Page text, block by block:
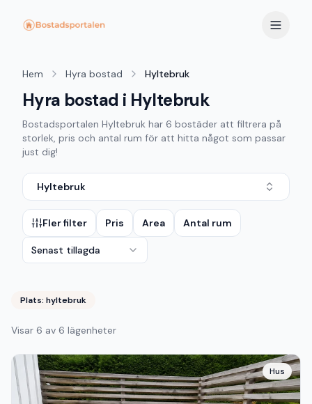
Hem Hyra bostad Hyltebruk
Hyra bostad i Hyltebruk
Bostadsportalen Hyltebruk har 6 bostäder att filtrera på
storlek, pris och antal rum för att hitta något som passar
just dig!
Hyltebruk
Fler filter Pris Area Antal rum
Senast tillagda
Plats: hyltebruk
Visar 6 av 6 lägenheter
Hus